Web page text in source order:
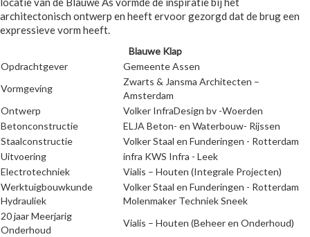
architectonisch ontwerp en heeft ervoor gezorgd dat de brug een
expressieve vorm heeft.
Blauwe Klap​
Opdrachtgever
Gemeente Assen
Vormgeving
Zwarts & Jansma Architecten –
Amsterdam
Ontwerp
Volker InfraDesign bv -Woerden
Betonconstructie
ELJA Beton- en Waterbouw- Rijssen
Staalconstructie
Volker Staal en Funderingen - Rotterdam
Uitvoering
infra KWS Infra - Leek
Electrotechniek
Vialis – Houten (Integrale Projecten)
Werktuigbouwkunde
Hydrauliek
Volker Staal en Funderingen - Rotterdam
Molenmaker Techniek Sneek
20 jaar Meerjarig
Onderhoud
Vialis – Houten (Beheer en Onderhoud)